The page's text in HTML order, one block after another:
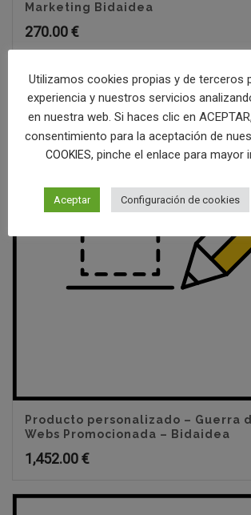
Marketing Bidaidea
270.00€
Producto personalizado – Guerra
Webs Promocionada – Bidaidea
1,452.00€
Utilizamos cookies propias y de terceros
experiencia y nuestros servicios
en nuestra web. Si haces clic en
consentimiento para la aceptación de
COOKIES, pinche el enlace para mayor
Aceptar Configuración de cookies